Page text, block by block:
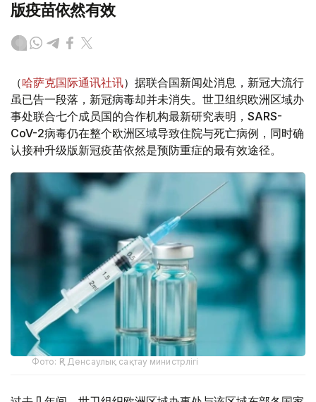
版疫苗依然有效
（哈萨克国际通讯社讯）据联合国新闻处消息，新冠大流行
虽已告一段落，新冠病毒却并未消失。世卫组织欧洲区域办
事处联合七个成员国的合作机构最新研究表明，SARS-
CoV-2病毒仍在整个欧洲区域导致住院与死亡病例，同时确
认接种升级版新冠疫苗依然是预防重症的最有效途径。
Фото: ҚР Денсаулық сақтау министрлігі